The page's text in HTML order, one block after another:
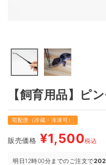
【飼育用品】ピ
宅配便（冷蔵・冷凍可）
販売価格 ¥1,500税込
明日 12時00分までのご注文で